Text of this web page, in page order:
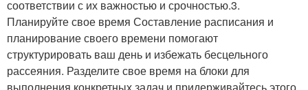
соответствии с их важностью и срочностью.3.
Планируйте свое время Составление расписания и
планирование своего времени помогают
структурировать ваш день и избежать бесцельного
рассеяния. Разделите свое время на блоки для